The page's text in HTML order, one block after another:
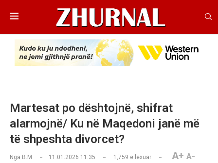
Martesat po dështojnë, shifrat
alarmojnë/ Ku në Maqedoni janë më
të shpeshta divorcet?
Nga B.M 11.01.2026 11:35 1,759 e lexuar A+ A-